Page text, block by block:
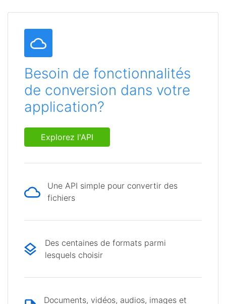
Besoin de fonctionnalités
de conversion dans votre
application?
Explorez l'API
Une API simple pour convertir des
fichiers
Des centaines de formats parmi
lesquels choisir
Documents, vidéos, audios, images et